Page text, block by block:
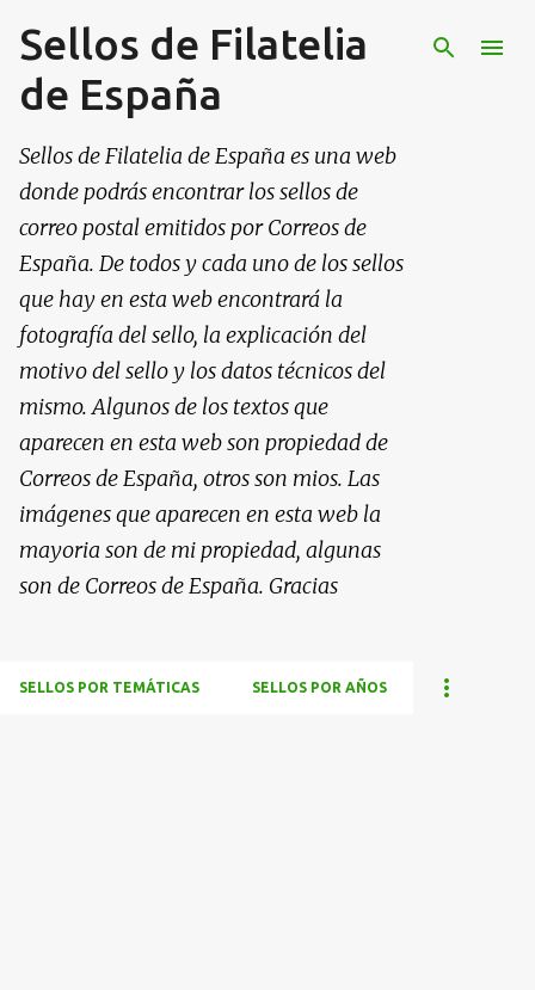
Ir al contenido principal
Sellos de Filatelia
de España
Sellos de Filatelia de España es una web
donde podrás encontrar los sellos de
correo postal emitidos por Correos de
España. De todos y cada uno de los sellos
que hay en esta web encontrará la
fotografía del sello, la explicación del
motivo del sello y los datos técnicos del
mismo. Algunos de los textos que
aparecen en esta web son propiedad de
Correos de España, otros son mios. Las
imágenes que aparecen en esta web la
mayoria son de mi propiedad, algunas
son de Correos de España. Gracias
SELLOS POR TEMÁTICAS SELLOS POR AÑOS